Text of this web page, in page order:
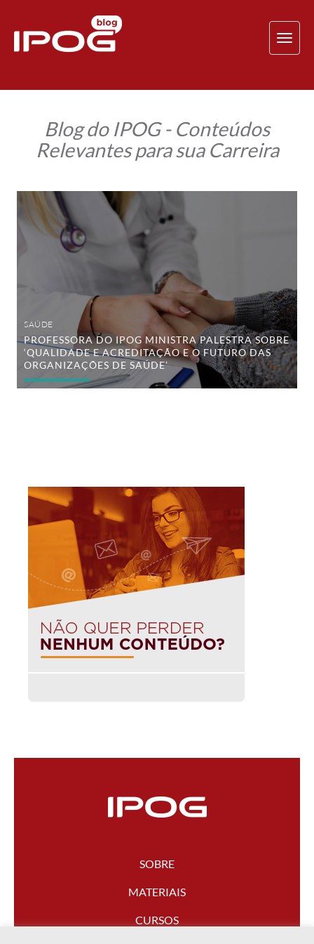
Blog do IPOG - Conteúdos
Relevantes para sua Carreira
Professora
do
IPOG
ministra
palestra
das
Organizações
de
Saúde’
SAÚDE
PROFESSORA DO IPOG MINISTRA PALESTRA SOBRE
‘QUALIDADE E ACREDITAÇÃO E O FUTURO DAS
ORGANIZAÇÕES DE SAÚDE’
SOBRE
MATERIAIS
CURSOS